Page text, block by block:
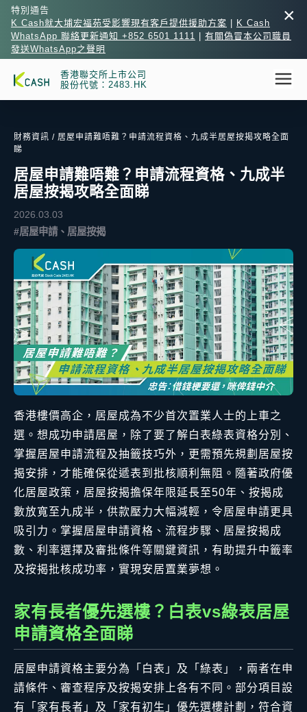
×
特別通告
K Cash就大埔宏福苑受影響現有客戶提供援助方案
K Cash
WhatsApp 聯絡更新通知 +852 6501 1111
有關偽冒本公司職員
發送WhatsApp之聲明
香港聯交所上市公司
股份代號：2483.HK
財務資訊 / 居屋申請難唔難？申請流程資格、九成半居屋按揭攻略全面
睇
居屋申請難唔難？申請流程資格、九成半
居屋按揭攻略全面睇
2026.03.03
#居屋申請、居屋按揭
香港樓價高企，居屋成為不少首次置業人士的上車之
選。想成功申請居屋，除了要了解白表綠表資格分別、
掌握居屋申請流程及抽籤技巧外，更需預先規劃居屋按
揭安排，才能確保從遞表到批核順利無阻。隨著政府優
化居屋政策，居屋按揭擔保年限延長至50年、按揭成
數放寬至九成半，供款壓力大幅減輕，令居屋申請更具
吸引力。掌握居屋申請資格、流程步驟、居屋按揭成
數、利率選擇及審批條件等關鍵資訊，有助提升中籤率
及按揭批核成功率，實現安居置業夢想。
家有長者優先選樓？白表vs綠表居屋
申請資格全面睇
居屋申請資格主要分為「白表」及「綠表」，兩者在申
請條件、審查程序及按揭安排上各有不同。部分項目設
有「家有長者」及「家有初生」優先選樓計劃，符合資